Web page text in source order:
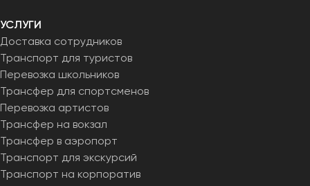
УСЛУГИ
Доставка сотрудников
Транспорт для туристов
Перевозка школьников
Трансфер для спортсменов
Перевозка артистов
Трансфер на вокзал
Трансфер в аэропорт
Транспорт для экскурсий
Транспорт на корпоратив